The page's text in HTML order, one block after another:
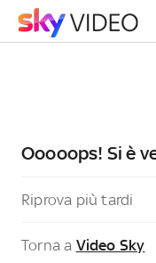
Ooooops! Si è
Riprova più tardi
Torna a Video Sky